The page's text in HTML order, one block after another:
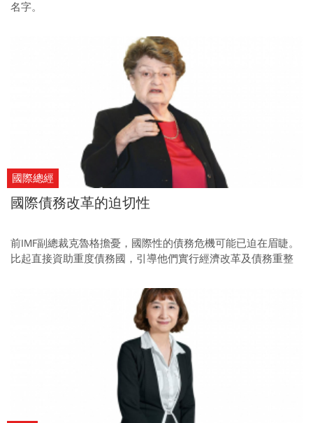
名字。
國際總經
國際債務改革的迫切性
前IMF副總裁克魯格擔憂，國際性的債務危機可能已迫在眉睫。
比起直接資助重度債務國，引導他們實行經濟改革及債務重整